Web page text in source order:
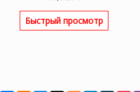
Быстрый просмотр